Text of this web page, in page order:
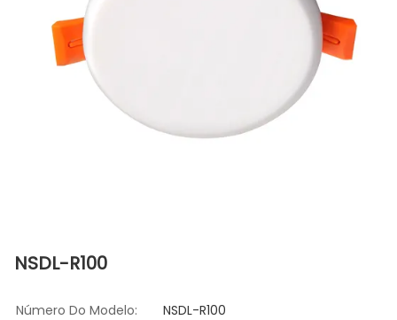
NSDL-R100
Número Do Modelo: NSDL-R100